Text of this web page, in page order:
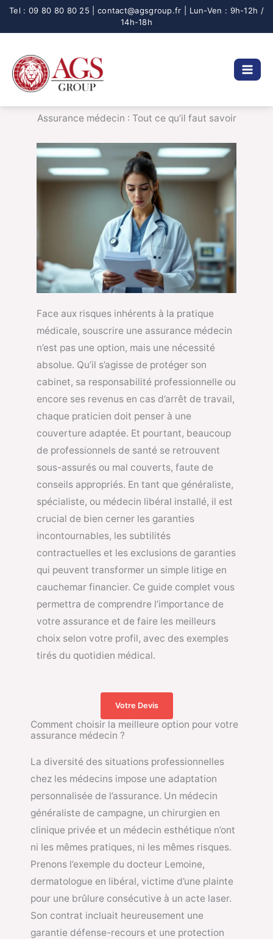
Aller
Assurance médecin : Tout ce qu’il faut savoir
Face aux risques inhérents à la pratique
médicale, souscrire une assurance médecin
n’est pas une option, mais une nécessité
absolue. Qu’il s’agisse de protéger son
cabinet, sa responsabilité professionnelle ou
encore ses revenus en cas d’arrêt de travail,
chaque praticien doit penser à une
couverture adaptée. Et pourtant, beaucoup
de professionnels de santé se retrouvent
sous-assurés ou mal couverts, faute de
conseils appropriés. En tant que généraliste,
spécialiste, ou médecin libéral installé, il est
crucial de bien cerner les garanties
incontournables, les subtilités
contractuelles et les exclusions de garanties
qui peuvent transformer un simple litige en
cauchemar financier. Ce guide complet vous
permettra de comprendre l’importance de
votre assurance et de faire les meilleurs
choix selon votre profil, avec des exemples
tirés du quotidien médical.
Votre Devis
Comment choisir la meilleure option pour votre
assurance médecin ?
La diversité des situations professionnelles
chez les médecins impose une adaptation
personnalisée de l’assurance. Un médecin
généraliste de campagne, un chirurgien en
clinique privée et un médecin esthétique n’ont
ni les mêmes pratiques, ni les mêmes risques.
Prenons l’exemple du docteur Lemoine,
dermatologue en libéral, victime d’une plainte
pour une brûlure consécutive à un acte laser.
Son contrat incluait heureusement une
garantie défense-recours et une protection